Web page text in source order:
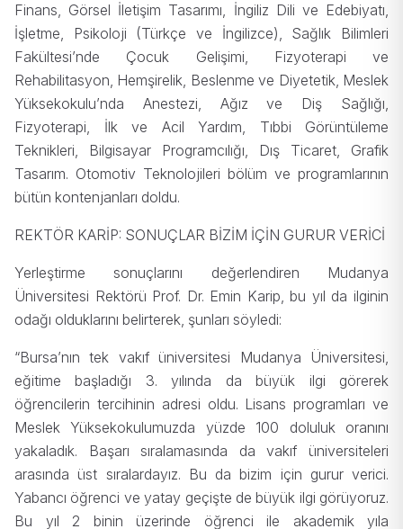
Finans, Görsel İletişim Tasarımı, İngiliz Dili ve Edebiyatı,
İşletme, Psikoloji (Türkçe ve İngilizce), Sağlık Bilimleri
Fakültesi’nde Çocuk Gelişimi, Fizyoterapi ve
Rehabilitasyon, Hemşirelik, Beslenme ve Diyetetik, Meslek
Yüksekokulu’nda Anestezi, Ağız ve Diş Sağlığı,
Fizyoterapi, İlk ve Acil Yardım, Tıbbi Görüntüleme
Teknikleri, Bilgisayar Programcılığı, Dış Ticaret, Grafik
Tasarım. Otomotiv Teknolojileri bölüm ve programlarının
bütün kontenjanları doldu.
REKTÖR KARİP: SONUÇLAR BİZİM İÇİN GURUR VERİCİ
Yerleştirme sonuçlarını değerlendiren Mudanya
Üniversitesi Rektörü Prof. Dr. Emin Karip, bu yıl da ilginin
odağı olduklarını belirterek, şunları söyledi:
“Bursa’nın tek vakıf üniversitesi Mudanya Üniversitesi,
eğitime başladığı 3. yılında da büyük ilgi görerek
öğrencilerin tercihinin adresi oldu. Lisans programları ve
Meslek Yüksekokulumuzda yüzde 100 doluluk oranını
yakaladık. Başarı sıralamasında da vakıf üniversiteleri
arasında üst sıralardayız. Bu da bizim için gurur verici.
Yabancı öğrenci ve yatay geçişte de büyük ilgi görüyoruz.
Bu yıl 2 binin üzerinde öğrenci ile akademik yıla